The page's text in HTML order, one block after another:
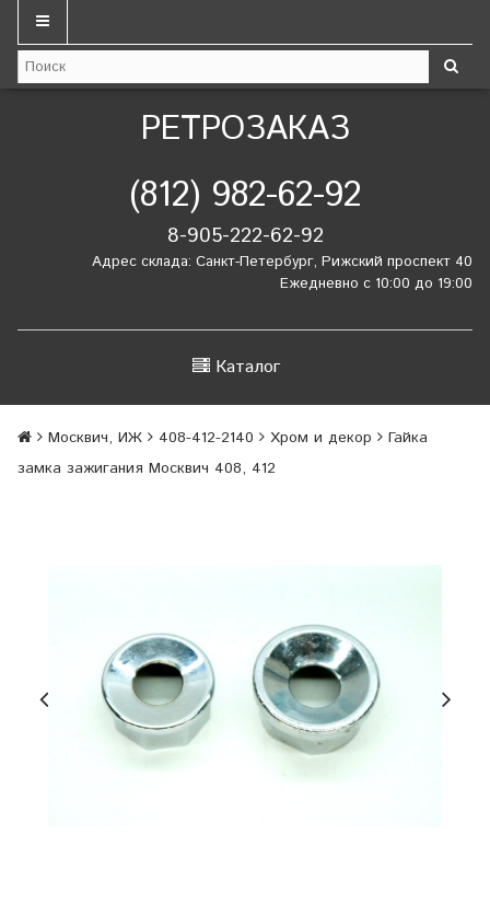
РЕТРОЗАКАЗ
(812) 982-62-92
8-905-222-62-92
Адрес склада: Санкт-Петербург, Рижский проспект 40
Ежедневно с 10:00 до 19:00
Каталог
Москвич, ИЖ 408-412-2140 Хром и декор
Гайка
замка зажигания Москвич 408, 412